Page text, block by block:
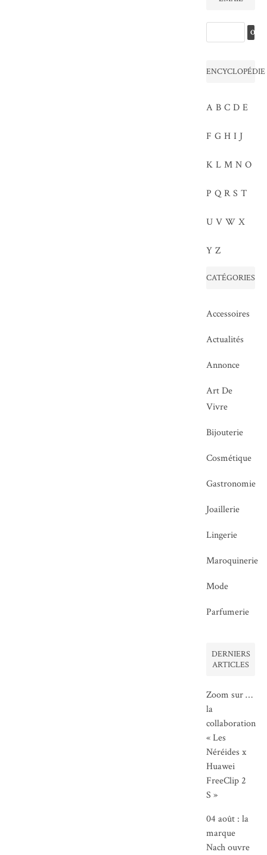
ENCYCLOPÉDIE
A B C D E
F G H I J
K L M N O
P Q R S T
U V W X
Y Z
CATÉGORIES
Accessoires
Actualités
Annonce
Art De
Vivre
Bijouterie
Cosmétique
Gastronomie
Joaillerie
Lingerie
Maroquinerie
Mode
Parfumerie
DERNIERS
ARTICLES
Zoom sur …
la
collaboration
« Les
Néréides x
Huawei
FreeClip 2
S »
04 août : la
marque
Nach ouvre